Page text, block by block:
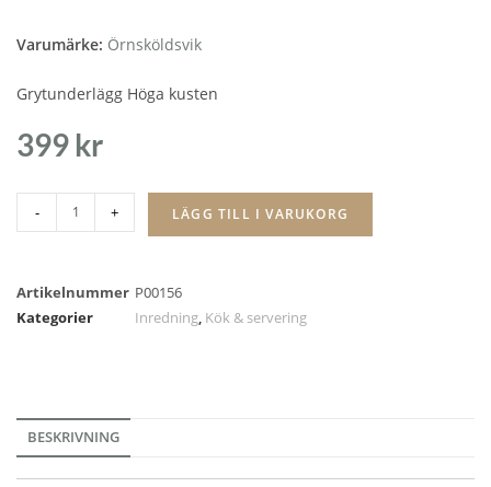
Varumärke: Örnsköldsvik
Grytunderlägg Höga kusten
399 kr
- + LÄGG TILL I VARUKORG
Artikelnummer P00156
Kategorier
Inredning Kök & servering
BESKRIVNING